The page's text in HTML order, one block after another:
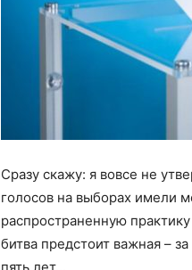
Сразу скажу: я вовсе не
голосов на выборах имели
распространенную
битва предстоит важная –